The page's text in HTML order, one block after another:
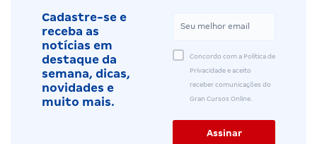
Cadastre-se e
receba as
notícias em
destaque da
semana, dicas,
novidades e
muito mais.
Concordo com a Política de
Privacidade e aceito
receber comunicações do
Gran Cursos Online.